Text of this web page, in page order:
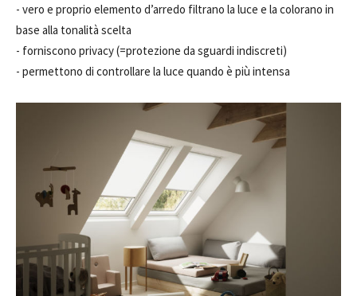
- vero e proprio elemento d’arredo filtrano la luce e la colorano in
base alla tonalità scelta
- forniscono privacy (=protezione da sguardi indiscreti)
- permettono di controllare la luce quando è più intensa